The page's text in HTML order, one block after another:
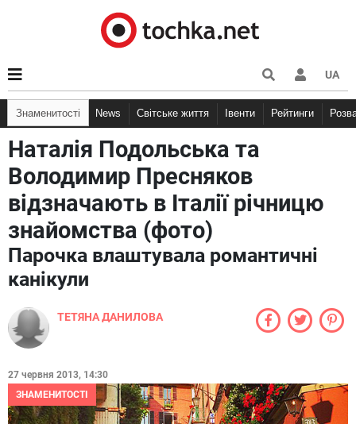
UA
Знаменитості News Світське життя Івенти Рейтинги
Наталія Подольська та
Володимир Пресняков
відзначають в Італії річницю
знайомства (фото)
Парочка влаштувала романтичні
канікули
ТЕТЯНА ДАНИЛОВА
27 червня 2013, 14:30
ЗНАМЕНИТОСТІ